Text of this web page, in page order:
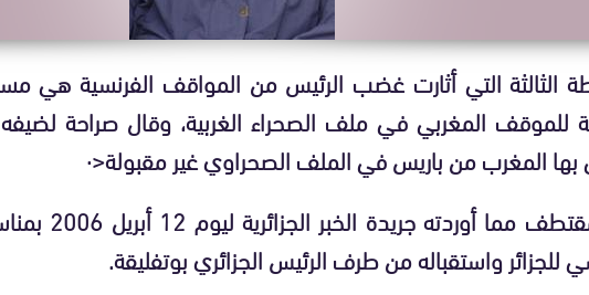
الثالثة التي أثارت غضب الرئيس من المواقف الفرنسية هي
للموقف المغربي في ملف الصحراء الغربية، وقال صراحة
المغرب من باريس في الملف الصحراوي غير مقبولة<·
هذا مقتطف مما
للجزائر واستقباله من طرف الرئيس الجزائري بوتفليقة.